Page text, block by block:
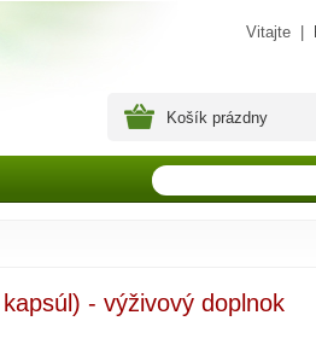
Vitajte |
Košík prázdny
- výživový doplnok